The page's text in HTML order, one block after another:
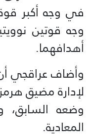
في وجه أكبر
وجه قوتين
أهدافهما.
وأضاف عراقجي
لإدارة مضيق
وضعه
المعادية.